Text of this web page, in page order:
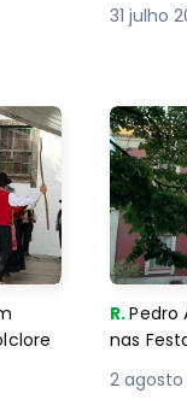
31 julho
R.Pedro
nas
2 agosto